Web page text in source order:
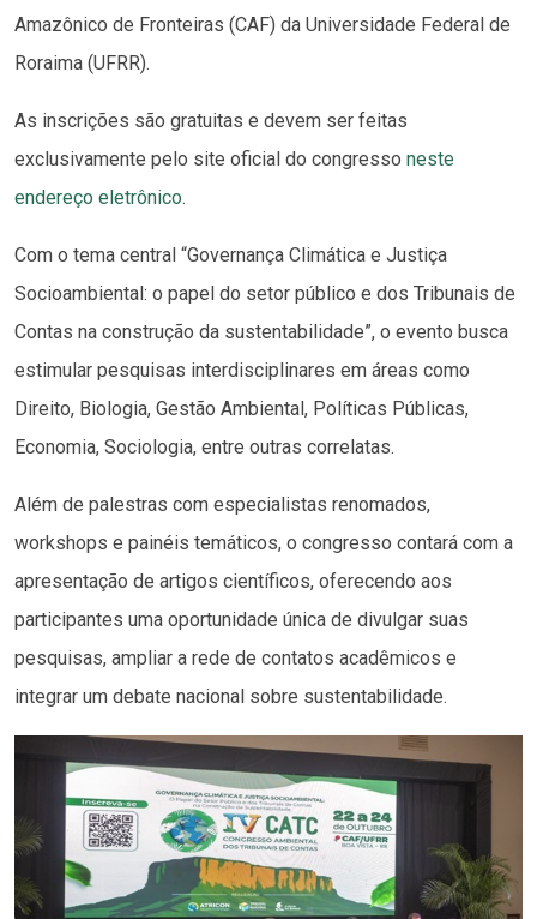
Amazônico de Fronteiras (CAF) da Universidade Federal de
Roraima (UFRR).
As inscrições são gratuitas e devem ser feitas
exclusivamente pelo site oficial do congresso neste
endereço eletrônico.
Com o tema central “Governança Climática e Justiça
Socioambiental: o papel do setor público e dos Tribunais de
Contas na construção da sustentabilidade”, o evento busca
estimular pesquisas interdisciplinares em áreas como
Direito, Biologia, Gestão Ambiental, Políticas Públicas,
Economia, Sociologia, entre outras correlatas.
Além de palestras com especialistas renomados,
workshops e painéis temáticos, o congresso contará com a
apresentação de artigos científicos, oferecendo aos
participantes uma oportunidade única de divulgar suas
pesquisas, ampliar a rede de contatos acadêmicos e
integrar um debate nacional sobre sustentabilidade.